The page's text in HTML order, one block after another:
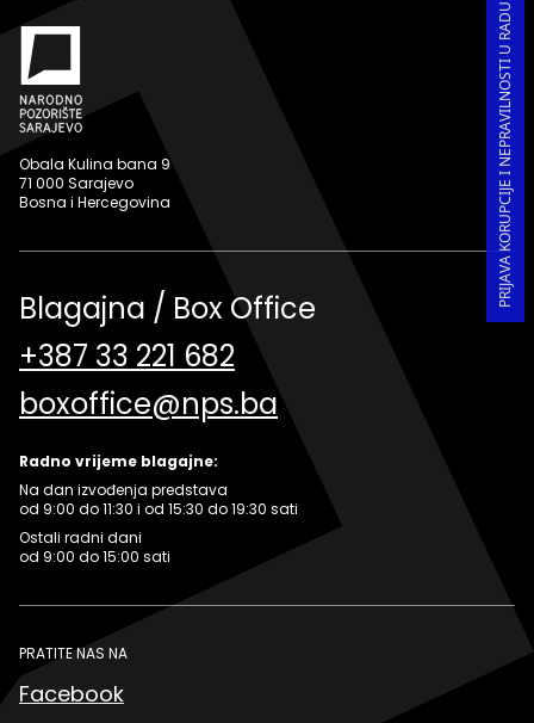
PRIJAVA KORUPCIJE I NEPRAVILNOSTI U RADU
Obala Kulina bana 9
71 000 Sarajevo
Bosna i Hercegovina
Blagajna / Box Office
+387 33 221 682
boxoffice@nps.ba
Radno vrijeme blagajne:
Na dan izvođenja predstava
od 9:00 do 11:30 i od 15:30 do 19:30 sati
Ostali radni dani
od 9:00 do 15:00 sati
PRATITE NAS NA
Facebook